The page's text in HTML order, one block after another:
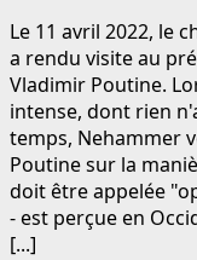
Le 11 avril 2022, le
a rendu visite au
Vladimir Poutine.
intense, dont rien
temps, Nehammer
Poutine sur la
doit être appelée
- est perçue en
[...]